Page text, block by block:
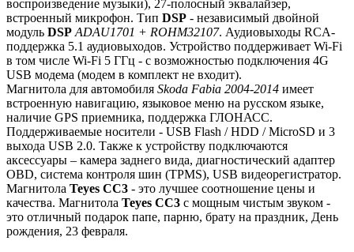
воспроизведение музыки), 27-полосный эквалайзер,
встроенный микрофон. Тип DSP - независимый двойной
модуль DSP ADAU1701 + ROHM32107. Аудиовыходы RCA-
поддержка 5.1 аудиовыходов. Устройство поддерживает Wi-Fi
в том числе Wi-Fi 5 ГГц - с возможностью подключения 4G
USB модема (модем в комплект не входит).
Магнитола для автомобиля Skoda Fabia 2004-2014 имеет
встроенную навигацию, языковое меню на русском языке,
наличие GPS приемника, поддержка ГЛОНАСС.
Поддерживаемые носители - USB Flash / HDD / MicroSD и 3
выхода USB 2.0. Также к устройству подключаются
аксессуары – камера заднего вида, диагностический адаптер
OBD, система контроля шин (TPMS), USB видеорегистратор.
Магнитола Teyes СС3 - это лучшее соотношение цены и
качества. Магнитола Teyes CC3 с мощным чистым звуком -
это отличный подарок папе, парню, брату на праздник, День
рождения, 23 февраля.